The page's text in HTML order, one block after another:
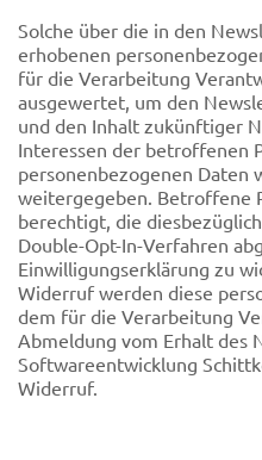
Solche über die in den
erhobenen
für die Verarbeitung
ausgewertet, um den
und den Inhalt zukünftiger
Interessen der betroffenen
personenbezogenen Daten
weitergegeben. Betroffene
berechtigt, die
Double-Opt-In-Verfahren
Einwilligungserklärung zu
Widerruf werden diese
dem für die Verarbeitung
Abmeldung vom Erhalt des
Softwareentwicklung
Widerruf.